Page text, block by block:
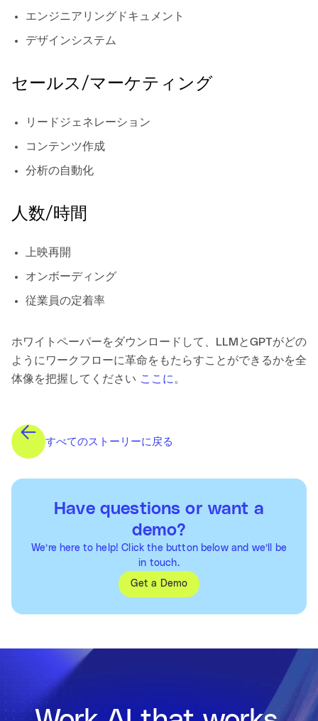
エンジニアリングドキュメント
デザインシステム
セールス/マーケティング
リードジェネレーション
コンテンツ作成
分析の自動化
人数/時間
上映再開
オンボーディング
従業員の定着率
ホワイトペーパーをダウンロードして、LLMとGPTがどの
ようにワークフローに革命をもたらすことができるかを全
体像を把握してください ここに 。
すべてのストーリーに戻る
Have questions or want a
demo?
We’re here to help! Click the button below and we’ll be
in touch.
Get a Demo